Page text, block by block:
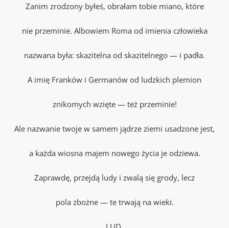
Zanim zrodzony byłeś, obrałam tobie miano, które
nie przeminie. Albowiem Roma od imienia człowieka
nazwana była: skazitelna od skazitelnego — i padła.
A imię Franków i Germanów od ludzkich plemion
znikomych wzięte — też przeminie!
Ale nazwanie twoje w samem jądrze ziemi usadzone jest,
a każda wiosna majem nowego życia je odziewa.
Zaprawdę, przejdą ludy i zwalą się grody, lecz
pola zbożne — te trwają na wieki.